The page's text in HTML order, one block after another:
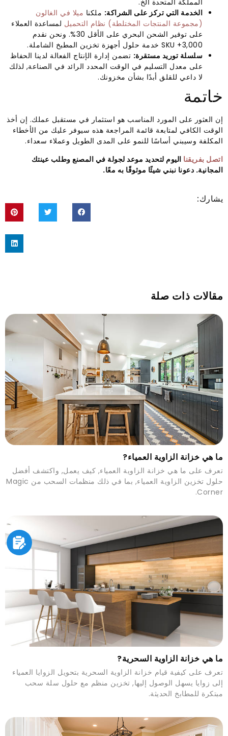
المملكة المتحدة الخ.
الخدمة التي تركز على الشراكة: ملكنا ميلا في الغالون
(مجموعة المنتجات المختلطة) نظام التحميل لمساعدة العملاء
على توفير الشحن البحري على الأقل 30%. ونحن نقدم
3,000+ SKU خدمة حلول أجهزة تخزين المطبخ الشاملة.
سلسلة توريد مستقرة: تضمن إدارة الإنتاج الفعالة لدينا الحفاظ
على معدل التسليم في الوقت المحدد الرائد في الصناعة, لذلك
لا داعي للقلق أبدًا بشأن مخزونك.
خاتمة
إن العثور على المورد المناسب هو استثمار في مستقبل عملك. إن أخذ
الوقت الكافي لمتابعة قائمة المراجعة هذه سيوفر عليك من الأخطاء
المكلفة وسيبني أساسًا للنمو على المدى الطويل وعملاء سعداء.
اتصل بفريقنا اليوم لتحديد موعد لجولة في المصنع وطلب عينتك
المجانية. دعونا نبني شيئًا موثوقًا به معًا.
يشارك:
مقالات ذات صلة
ما هي خزانة الزاوية العمياء?
تعرف على ما هي خزانة الزاوية العمياء, كيف يعمل, واكتشف أفضل
حلول تخزين الزاوية العمياء, بما في ذلك منظمات السحب من Magic
Corner.
ما هي خزانة الزاوية السحرية?
تعرف على كيفية قيام خزانة الزاوية السحرية بتحويل الزوايا العمياء
إلى زوايا يسهل الوصول إليها, تخزين منظم مع حلول سلة سحب
مبتكرة للمطابخ الحديثة.